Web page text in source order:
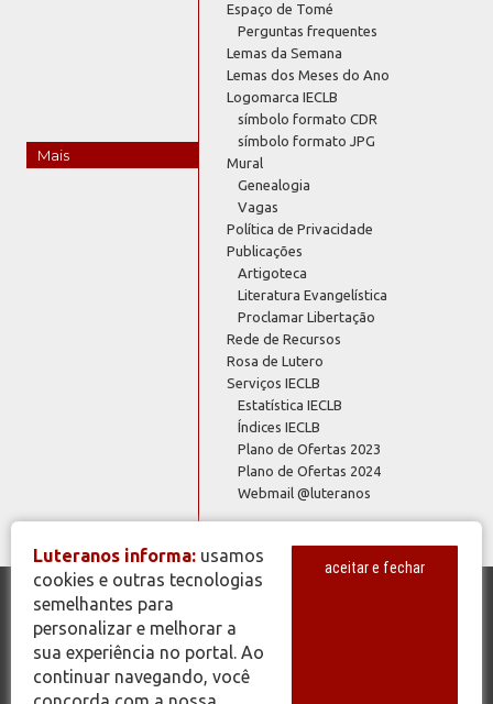
Mais
Espaço de Tomé
Perguntas frequentes
Lemas da Semana
Lemas dos Meses do Ano
Logomarca IECLB
símbolo formato CDR
símbolo formato JPG
Mural
Genealogia
Vagas
Política de Privacidade
Publicações
Artigoteca
Literatura Evangelística
Proclamar Libertação
Rede de Recursos
Rosa de Lutero
Serviços IECLB
Estatística IECLB
Índices IECLB
Plano de Ofertas 2023
Plano de Ofertas 2024
Webmail @luteranos
© Copyright 2026 - Todos os Direitos Reservados - IECLB - Igreja
Evangélica de Confissão Luterana no Brasil - Portal Luteranos -
www.luteranos.com.br
Luteranos informa: usamos
cookies e outras tecnologias
semelhantes para
personalizar e melhorar a
sua experiência no portal. Ao
continuar navegando, você
aceitar e fechar